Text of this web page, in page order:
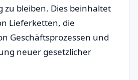
zu bleiben. Dies beinhaltet
Lieferketten, die
Geschäftsprozessen und
neuer gesetzlicher